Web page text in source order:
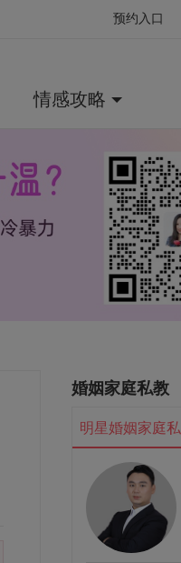
预约入口
情感攻略
婚姻家庭私教
明星婚姻家庭